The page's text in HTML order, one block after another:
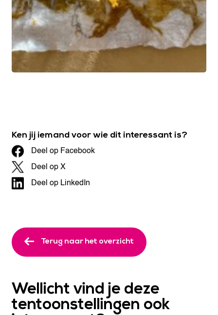
Ken jij iemand voor wie dit interessant is?
Deel op Facebook
Deel op X
Deel op LinkedIn
Terug naar het overzicht
Wellicht vind je deze
tentoonstellingen ook